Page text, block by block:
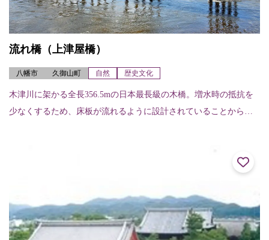
流れ橋（上津屋橋）
八幡市 久御山町 自然 歴史文化
木津川に架かる全長356.5mの日本最長級の木橋。増水時の抵抗を
少なくするため、床板が流れるように設計されていることから